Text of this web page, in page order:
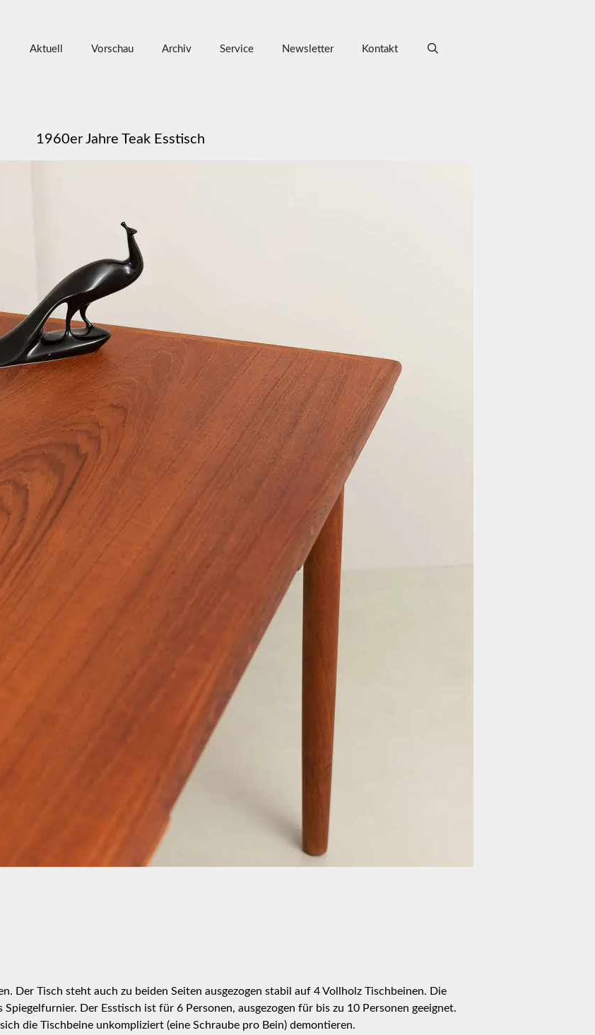
Aktuell Vorschau Archiv Service Newsletter Kontakt
1960er Jahre Teak Esstisch
Der Tisch steht auch zu beiden Seiten ausgezogen stabil auf 4 Vollholz Tischbeinen. Die
Der Esstisch ist für 6 Personen, ausgezogen für bis zu 10 Personen geeignet.
die Tischbeine unkompliziert (eine Schraube pro Bein) demontieren.